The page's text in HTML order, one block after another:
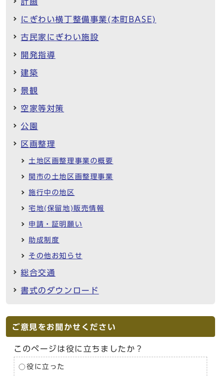
にぎわい横丁整備事業(本町BASE)
古民家にぎわい施設
開発指導
建築
景観
空家等対策
公園
区画整理
土地区画整理事業の概要
関市の土地区画整理事業
施行中の地区
宅地(保留地)販売情報
申請・証明願い
助成制度
その他お知らせ
総合交通
書式のダウンロード
ご意見をお聞かせください
このページは役に立ちましたか？
役に立った